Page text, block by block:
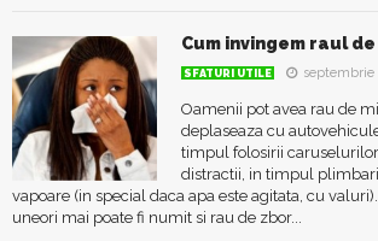
Cum invingem raul
SFATURI UTILE septembrie
Oamenii pot avea rau de
deplaseaza cu
timpul folosirii
distractii, in timpul
vapoare (in special daca apa este agitata, cu
uneori mai poate fi numit si rau de zbor...